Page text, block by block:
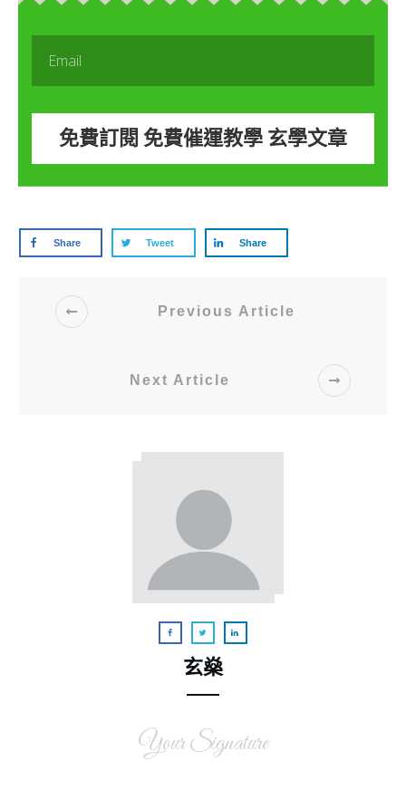
免費訂閱 免費催運教學 玄學文章
Share Tweet Share
Previous Article
Next Article
玄燊
Your Signature